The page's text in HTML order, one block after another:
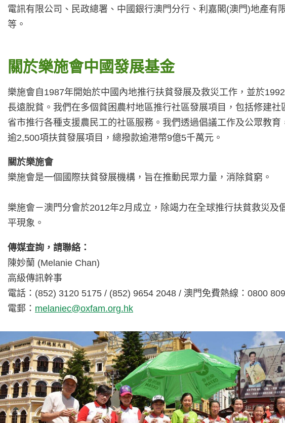
電訊有限公司、民政總署、中國銀行澳門分行、利嘉閣(澳門)地產
等。
關於樂施會中國發展基金
樂施會自1987年開始於中國內地推行扶貧發展及救災工作，並於
長遠脫貧。我們在多個貧困農村地區推行社區發展項目，包括修建
省市推行各種支援農民工的社區服務。我們透過倡議工作及公眾教
逾2,500項扶貧發展項目，總撥款逾港幣9億5千萬元。
關於樂施會
樂施會是一個國際扶貧發展機構，旨在推動民眾力量，消除貧窮。
樂施會－澳門分會於2012年2月成立，除竭力在全球推行扶貧救災
平現象。
傳媒查詢，請聯絡：
陳妙蘭 (Melanie Chan)
高級傳訊幹事
電話：(852) 3120 5175 / (852) 9654 2048 / 澳門免費熱線：0800 809
電郵： melaniec@oxfam.org.hk